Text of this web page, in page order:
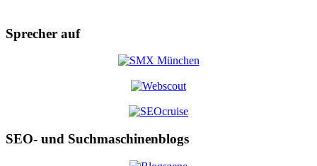
Sprecher auf
SEO- und Suchmaschinenblogs